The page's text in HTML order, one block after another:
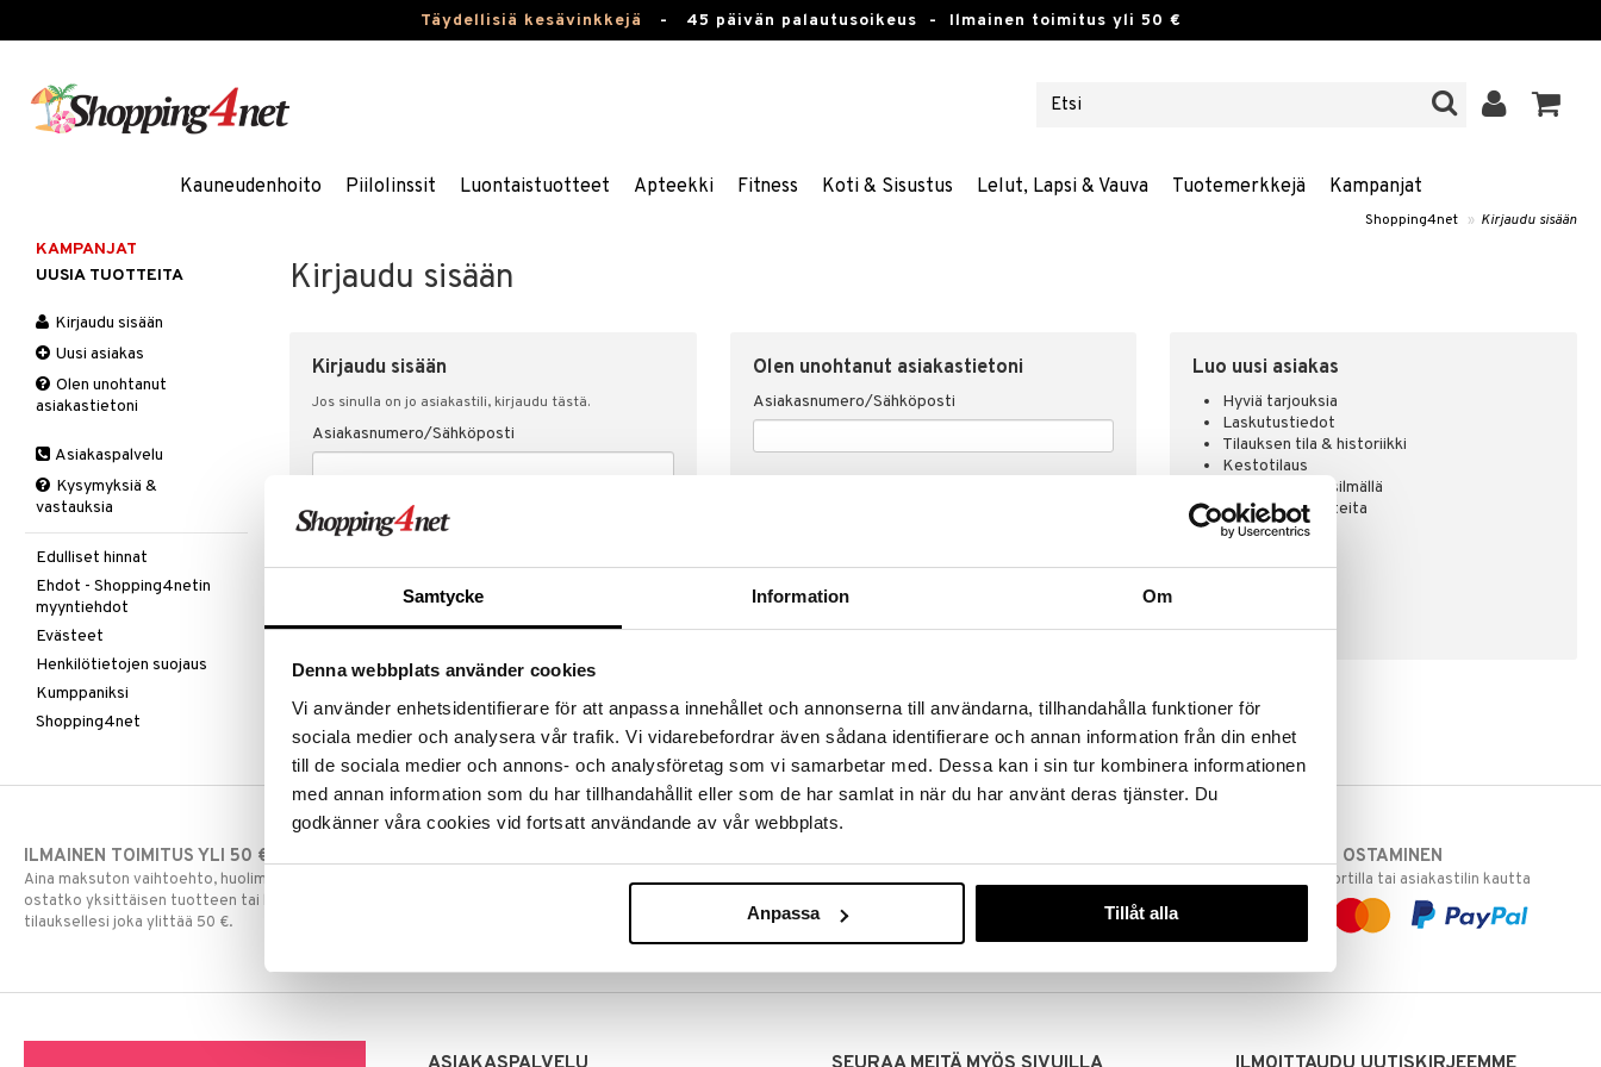
Samtycke Information Om
Denna webbplats använder cookies
Vi använder enhetsidentifierare för att anpassa innehållet och annonserna till användarna, tillhandahålla funktioner för
sociala medier och analysera vår trafik. Vi vidarebefordrar även sådana identifierare och annan information från din enhet
till de sociala medier och annons- och analysföretag som vi samarbetar med. Dessa kan i sin tur kombinera informationen
med annan information som du har tillhandahållit eller som de har samlat in när du har använt deras tjänster. Du
godkänner våra cookies vid fortsatt användande av vår webbplats.
Anpassa Tillåt alla
Täydellisiä kesävinkkejä - 45 päivän palautusoikeus - Ilmainen toimitus yli 50 €
Kauneudenhoito Piilolinssit Luontaistuotteet Apteekki Fitness Koti & Sisustus Lelut, Lapsi & Vauva Tuotemerkkejä Kampanjat
Shopping4net » Kirjaudu sisään
Kirjaudu sisään
Kirjaudu sisään
Jos sinulla on jo asiakastili, kirjaudu tästä.
Asiakasnumero/Sähköposti
Salasana
Olen unohtanut asiakastietoni
Asiakasnumero/Sähköposti
Luo uusi asiakas
Hyviä tarjouksia
Laskutustiedot
Tilauksen tila & historiikki
Kestotilaus
Pidä tuotteita silmällä
Arvostele tuotteita
Toivelistat
KAMPANJAT
UUSIA TUOTTEITA
Kirjaudu sisään
Uusi asiakas
Olen unohtanut
asiakastietoni
Asiakaspalvelu
Kysymyksiä &
vastauksia
Edulliset hinnat
Ehdot - Shopping4netin
myyntiehdot
Evästeet
Henkilötietojen suojaus
Kumppaniksi
Shopping4net
ILMAINEN TOIMITUS YLI 50 €
Aina maksuton vaihtoehto, huolimatta siitä
ostatko yksittäisen tuotteen tai koko
tilauksellesi joka ylittää 50 €.
Ennen kello 13.00 tehdyt tilaukset lähetetään
Ostamalla suuria eriä tuotteita varastoomme
voimme pitää hinnat alhaisina juuri Sinua varten!
Voit olla varma, että teet löytöjä sivuillamme.
TURVALLINEN OSTAMINEN
laskulla, pankkikortilla tai asiakastilin kautta